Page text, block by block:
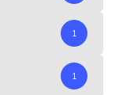
1
1